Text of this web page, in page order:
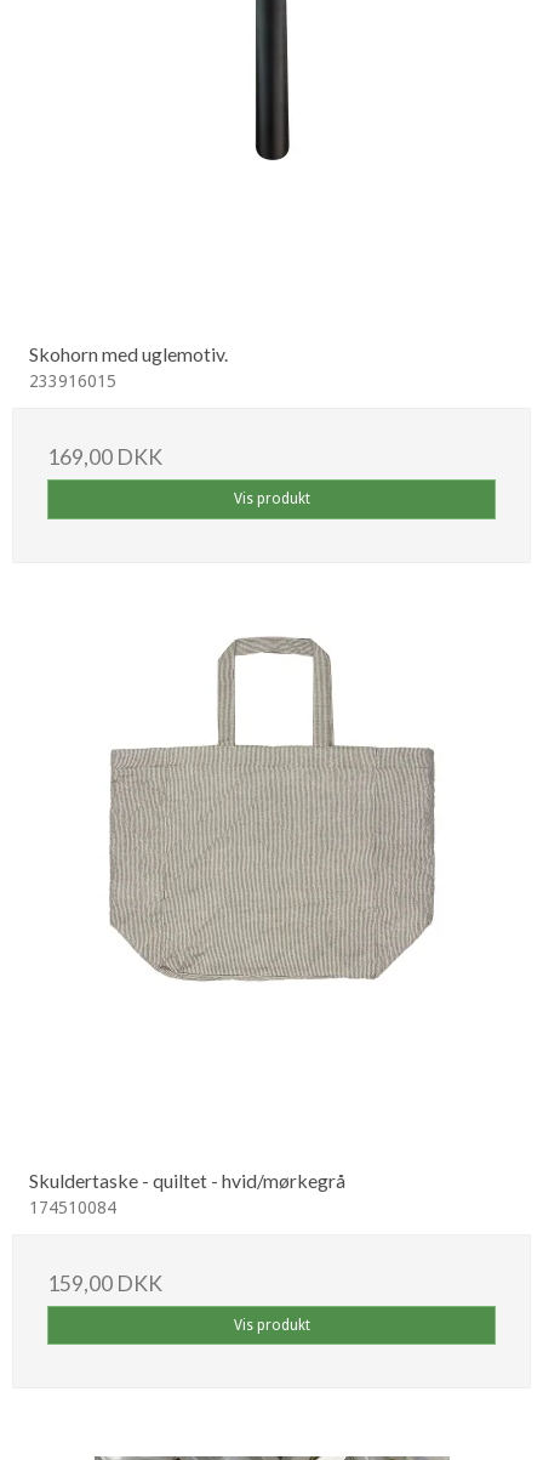
Skohorn med uglemotiv.
233916015
169,00 DKK
Vis produkt
Skuldertaske - quiltet - hvid/mørkegrå
174510084
159,00 DKK
Vis produkt